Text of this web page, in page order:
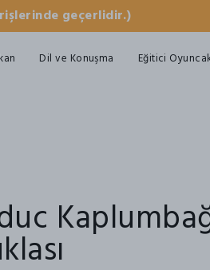
geçerlidir.)
Dil ve Konuşma
Eğitici